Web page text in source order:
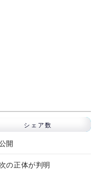
シェア数
開
の正体が判明